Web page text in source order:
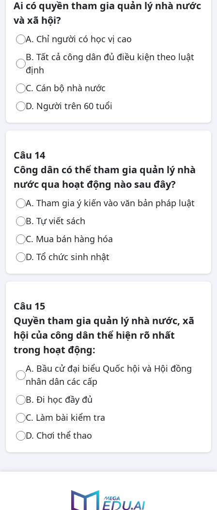
Ai có quyền tham gia quản lý nhà nước
và xã hội?
A. Chỉ người có học vị cao
B. Tất cả công dân đủ điều kiện theo luật
định
C. Cán bộ nhà nước
D. Người trên 60 tuổi
Câu 14
Công dân có thể tham gia quản lý nhà
nước qua hoạt động nào sau đây?
A. Tham gia ý kiến vào văn bản pháp luật
B. Tự viết sách
C. Mua bán hàng hóa
D. Tổ chức sinh nhật
Câu 15
Quyền tham gia quản lý nhà nước, xã
hội của công dân thể hiện rõ nhất
trong hoạt động:
A. Bầu cử đại biểu Quốc hội và Hội đồng
nhân dân các cấp
B. Đi học đầy đủ
C. Làm bài kiểm tra
D. Chơi thể thao